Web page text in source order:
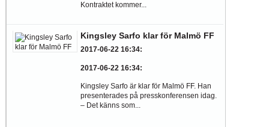
Kontraktet kommer...
Kingsley Sarfo klar för Malmö FF
2017-06-22 16:34:
2017-06-22 16:34:
Kingsley Sarfo är klar för Malmö FF. Han
presenterades på presskonferensen idag.
– Det känns som...